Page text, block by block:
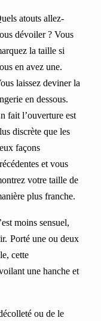
atouts allez-
dévoiler ? Vous
la taille si
en avez une.
laissez deviner la
en dessous.
fait l’ouverture est
discrète que les
façons
et vous
votre taille de
plus franche.
moins sensuel,
Porté une ou deux
cette
une hanche et
ou de le